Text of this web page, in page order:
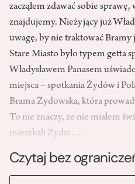
zacząłem zdawać sobie
znajdujemy. Nieżyjący już
uwagę, by nie traktować Bramy
Stare Miasto było typem getta
Władysławem Panasem
miejsca – spotkania Żydów i
Brama Żydowska, która
To nie znaczy, że nie miałem
mieszkali Żydzi….
Czytaj bez